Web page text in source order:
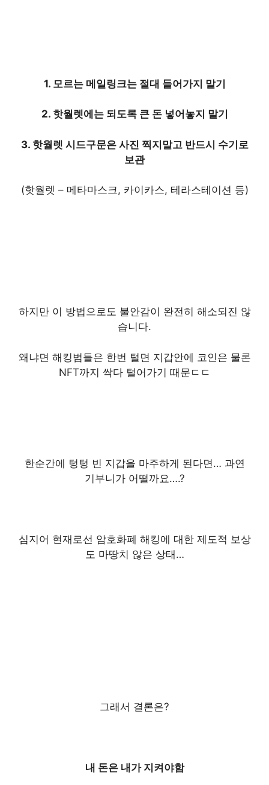
1. 모르는 메일링크는 절대 들어가지 말기
2. 핫월렛에는 되도록 큰 돈 넣어놓지 말기
3. 핫월렛 시드구문은 사진 찍지말고 반드시 수기로
보관
(핫월렛 – 메타마스크, 카이카스, 테라스테이션 등)
하지만 이 방법으로도 불안감이 완전히 해소되진 않
습니다.
왜냐면 해킹범들은 한번 털면 지갑안에 코인은 물론
NFT까지 싹다 털어가기 때문ㄷㄷ
한순간에 텅텅 빈 지갑을 마주하게 된다면… 과연
기부니가 어떨까요….?
심지어 현재로선 암호화폐 해킹에 대한 제도적 보상
도 마땅치 않은 상태…
그래서 결론은?
내 돈은 내가 지켜야함